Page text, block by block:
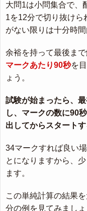
大問1は小問集合で、
1を12分で切り抜けら
がない限りは十分時
余裕を持って最後ま
マークあたり90秒を
ょう。
試験が始まったら、
し、マークの数に90
出してからスタート
34マークすれば良い
とになりますから、
ます。
この単純計算の結果
分の例を見てみましょ